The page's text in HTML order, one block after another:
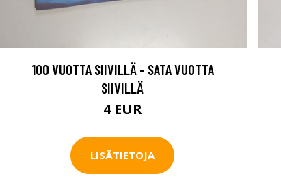
100 VUOTTA SIIVILLÄ - SATA VUOTTA
SIIVILLÄ
4 EUR
LISÄTIETOJA